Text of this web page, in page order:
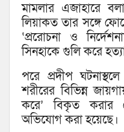
মামলার এজাহারে
লিয়াকত তার সঙ্গে
‘প্ররোচনা ও
সিনহাকে গুলি করে
পরে প্রদীপ
শরীরের বিভিন্ন
করে’ বিকৃত করার
অভিযোগ করা হয়েছে।